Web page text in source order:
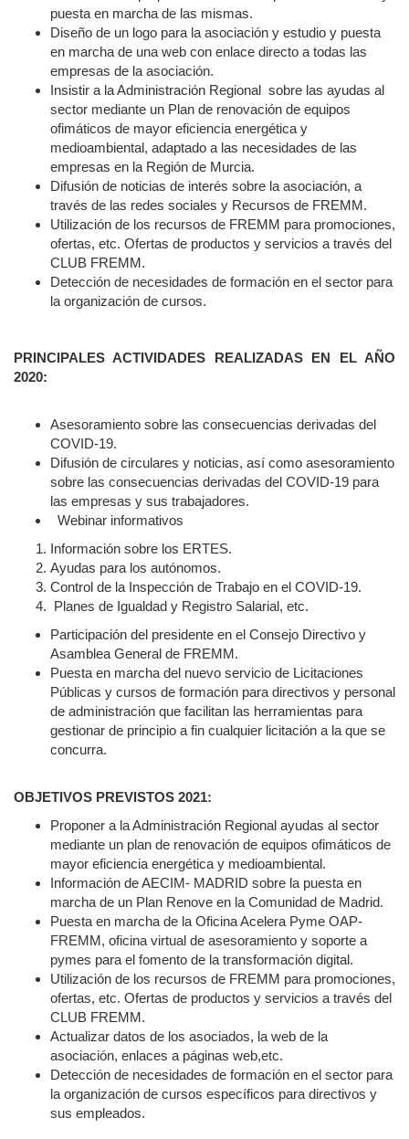
puesta en marcha de las mismas.
Diseño de un logo para la asociación y estudio y puesta
en marcha de una web con enlace directo a todas las
empresas de la asociación.
Insistir a la Administración Regional sobre las ayudas al
sector mediante un Plan de renovación de equipos
ofimáticos de mayor eficiencia energética y
medioambiental, adaptado a las necesidades de las
empresas en la Región de Murcia.
Difusión de noticias de interés sobre la asociación, a
través de las redes sociales y Recursos de FREMM.
Utilización de los recursos de FREMM para promociones,
ofertas, etc. Ofertas de productos y servicios a través del
CLUB FREMM.
Detección de necesidades de formación en el sector para
la organización de cursos.
PRINCIPALES ACTIVIDADES REALIZADAS EN EL AÑO
2020:
Asesoramiento sobre las consecuencias derivadas del
COVID-19.
Difusión de circulares y noticias, así como asesoramiento
sobre las consecuencias derivadas del COVID-19 para
las empresas y sus trabajadores.
Webinar informativos
Información sobre los ERTES.
Ayudas para los autónomos.
Control de la Inspección de Trabajo en el COVID-19.
Planes de Igualdad y Registro Salarial, etc.
Participación del presidente en el Consejo Directivo y
Asamblea General de FREMM.
Puesta en marcha del nuevo servicio de Licitaciones
Públicas y cursos de formación para directivos y personal
de administración que facilitan las herramientas para
gestionar de principio a fin cualquier licitación a la que se
concurra.
OBJETIVOS PREVISTOS 2021:
Proponer a la Administración Regional ayudas al sector
mediante un plan de renovación de equipos ofimáticos de
mayor eficiencia energética y medioambiental.
Información de AECIM- MADRID sobre la puesta en
marcha de un Plan Renove en la Comunidad de Madrid.
Puesta en marcha de la Oficina Acelera Pyme OAP-
FREMM, oficina virtual de asesoramiento y soporte a
pymes para el fomento de la transformación digital.
Utilización de los recursos de FREMM para promociones,
ofertas, etc. Ofertas de productos y servicios a través del
CLUB FREMM.
Actualizar datos de los asociados, la web de la
asociación, enlaces a páginas web,etc.
Detección de necesidades de formación en el sector para
la organización de cursos específicos para directivos y
sus empleados.